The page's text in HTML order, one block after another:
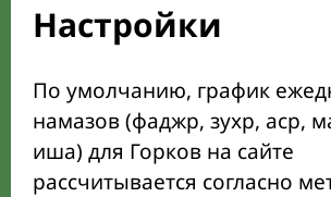
Настройки
По умолчанию, график
намазов (фаджр, зухр, аср,
иша) для Горков на сайте
рассчитывается согласно